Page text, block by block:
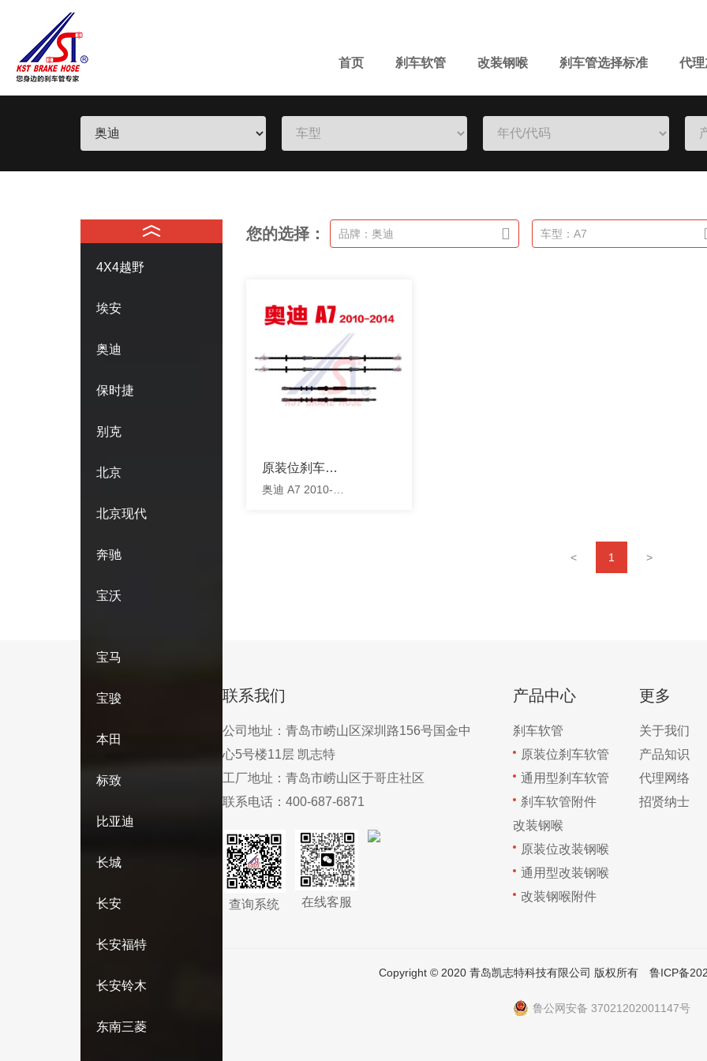
首页 刹车软管 改装钢喉 刹车管选择标准 代
4X4越野
埃安
奥迪
保时捷
别克
北京
北京现代
奔驰
宝沃
宝马
宝骏
本田
标致
比亚迪
长城
长安
长安福特
长安铃木
东南三菱
您的选择： 品牌：奥迪 车型：A7
原装位刹车软
管
奥迪 A7 2010-
< 1 >
联系我们
公司地址： 青岛市崂山区深圳路156号国金中
心5号楼11层 凯志特
工厂地址： 青岛市崂山区于哥庄社区
联系电话： 400-687-6871
查询系统 在线客服
产品中心
刹车软管
原装位刹车软管
通用型刹车软管
刹车软管附件
改装钢喉
原装位改装钢喉
通用型改装钢喉
改装钢喉附件
更多
关于我们
产品知识
代理网络
招贤纳士
Copyright © 2020 青岛凯志特科技有限公司 版权所有 鲁ICP备
鲁公网安备 37021202001147号